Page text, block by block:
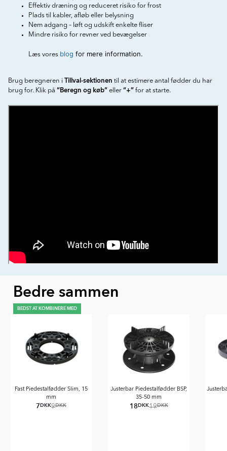
Effektiv dræning og reduceret risiko for frost
Plads til kabler, afløb eller belysning
Nem adgang – løft og udskift enkelte fliser
Mindre risiko for revner ved bevægelser
Læs vores blog for mere information.
Brug beregneren i Tillval-sektionen til at estimere antal fødder du har
brug for. Klik på “Beregn og køb” eller “+” for at starte.
Bedre sammen
BEDST AT KOMBINERE MED
Fast Piedestalfødder Slim, 15
mm
7DKK9DKK
Justerbar Piedestalfødder BSP,
35-50 mm
18DKK19DKK